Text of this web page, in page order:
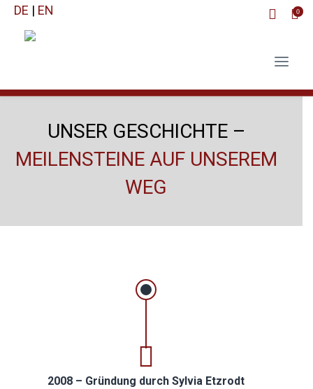
DE | EN 0
UNSER GESCHICHTE –
MEILENSTEINE AUF UNSEREM
WEG
2008 – Gründung durch Sylvia Etzrodt